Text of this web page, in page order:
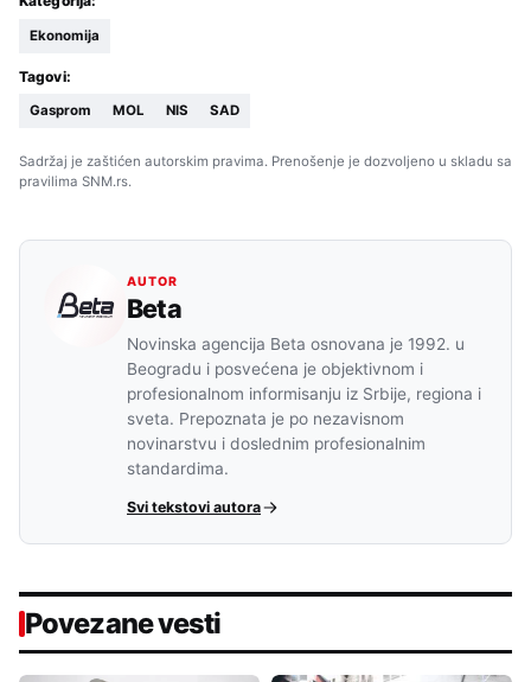
Ekonomija
Tagovi:
Gasprom MOL NIS SAD
Sadržaj je zaštićen autorskim pravima. Prenošenje je dozvoljeno u skladu sa
pravilima SNM.rs.
AUTOR
Beta
Novinska agencija Beta osnovana je 1992. u
Beogradu i posvećena je objektivnom i
profesionalnom informisanju iz Srbije, regiona i
sveta. Prepoznata je po nezavisnom
novinarstvu i doslednim profesionalnim
standardima.
Svi tekstovi autora
Povezane vesti